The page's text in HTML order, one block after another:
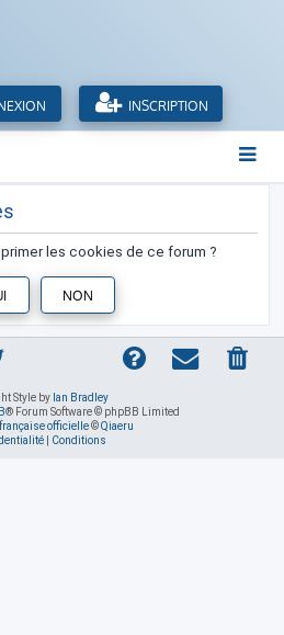
INSCRIPTION
les cookies de ce forum ?
Style by Ian Bradley
® Forum Software © phpBB Limited
officielle©Qiaeru
| Conditions